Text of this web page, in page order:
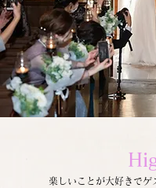
楽しいことが大好きでゲ